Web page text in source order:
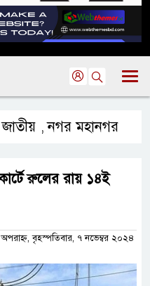
জাতীয় ,নগর মহানগর
রুলের রায় ১৪ই
বৃহস্পতিবার, ৭ নভেম্বর ২০২৪